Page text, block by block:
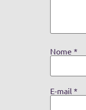
Nome *
E-mail *